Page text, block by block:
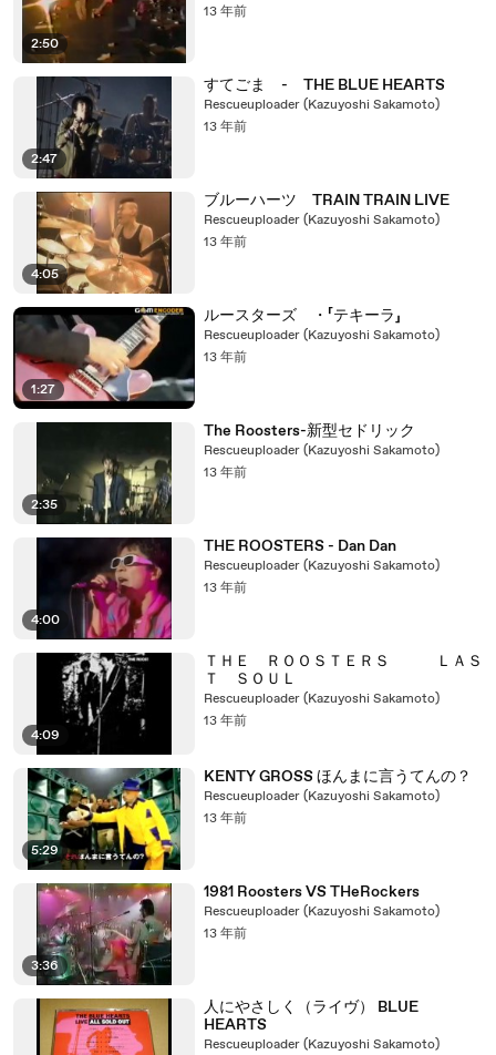
2:50
13 年前
2:47
すてごま - THE BLUE HEARTS
Rescueuploader (Kazuyoshi Sakamoto)
13 年前
4:05
ブルーハーツ TRAIN TRAIN LIVE
Rescueuploader (Kazuyoshi Sakamoto)
13 年前
1:27
ルースターズ ・「テキーラ」
Rescueuploader (Kazuyoshi Sakamoto)
13 年前
2:35
The Roosters-新型セドリック
Rescueuploader (Kazuyoshi Sakamoto)
13 年前
4:00
THE ROOSTERS - Dan Dan
Rescueuploader (Kazuyoshi Sakamoto)
13 年前
4:09
ＴＨＥ ＲＯＯＳＴＥＲＳ ＬＡＳ
Ｔ ＳＯＵＬ
Rescueuploader (Kazuyoshi Sakamoto)
13 年前
5:29
KENTY GROSS ほんまに言うてんの？
Rescueuploader (Kazuyoshi Sakamoto)
13 年前
3:36
1981 Roosters VS THeRockers
Rescueuploader (Kazuyoshi Sakamoto)
13 年前
人にやさしく（ライヴ） BLUE
HEARTS
Rescueuploader (Kazuyoshi Sakamoto)